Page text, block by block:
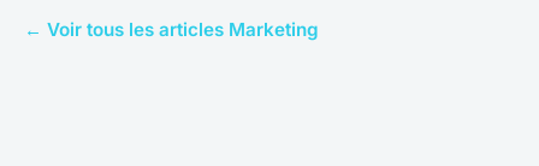
← Voir tous les articles Marketing